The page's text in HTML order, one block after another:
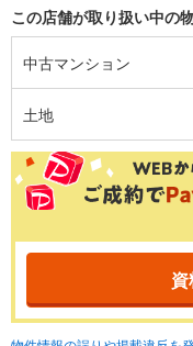
この店舗が取り扱い中の
中古マンション
土地